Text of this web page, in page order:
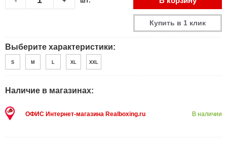
Купить в 1 клик
Выберите характеристики:
S M L XL XXL
Наличие в магазинах:
ОФИС Интернет-магазина Realboxing.ru В наличии